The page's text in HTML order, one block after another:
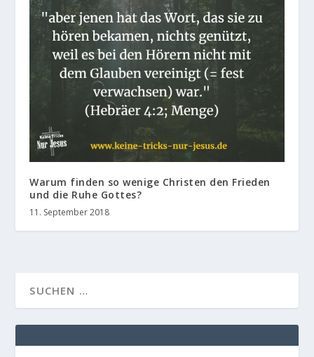
Warum finden so wenige Christen den Frieden
und die Ruhe Gottes?
11. September 2018